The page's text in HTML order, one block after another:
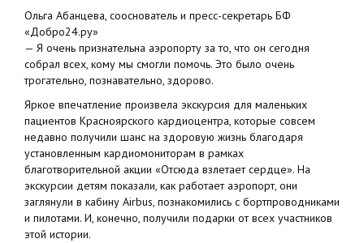
Ольга Абанцева, сооснователь и пресс-секретарь БФ
«Добро24.ру»
— Я очень признательна аэропорту за то, что он сегодня
собрал всех, кому мы смогли помочь. Это было очень
трогательно, познавательно, здорово.
Яркое впечатление произвела экскурсия для маленьких
пациентов Красноярского кардиоцентра, которые совсем
недавно получили шанс на здоровую жизнь благодаря
установленным кардиомониторам в рамках
благотворительной акции «Отсюда взлетает сердце». На
экскурсии детям показали, как работает аэропорт, они
заглянули в кабину Airbus, познакомились с бортпроводниками
и пилотами. И, конечно, получили подарки от всех участников
этой истории.